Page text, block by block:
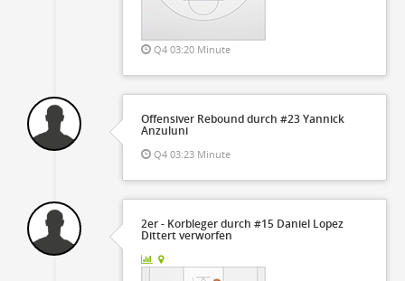
Q4 03:20 Minute
Offensiver Rebound durch #23 Yannick
Anzuluni
Q4 03:23 Minute
2er - Korbleger durch #15 Daniel Lopez
Dittert verworfen